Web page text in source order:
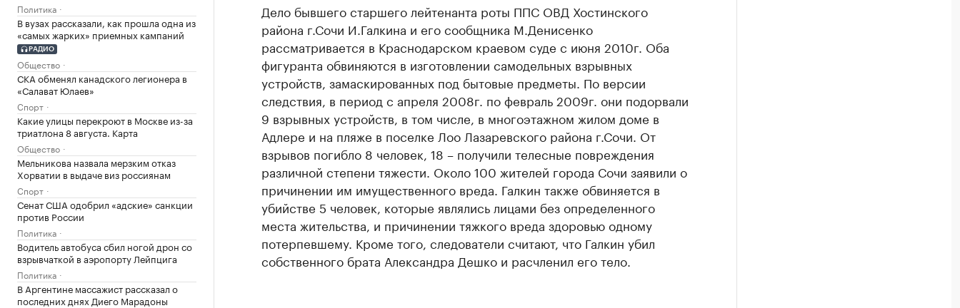
Политика
В вузах рассказали, как прошла одна из
«самых жарких» приемных кампаний
РАДИО
Общество
СКА обменял канадского легионера в
«Салават Юлаев»
Спорт
Какие улицы перекроют в Москве из-за
триатлона 8 августа. Карта
Общество
Мельникова назвала мерзким отказ
Хорватии в выдаче виз россиянам
Спорт
Сенат США одобрил «адские» санкции
против России
Политика
Водитель автобуса сбил ногой дрон со
взрывчаткой в аэропорту Лейпцига
Политика
В Аргентине массажист рассказал о
последних днях Диего Марадоны
Дело бывшего старшего лейтенанта роты ППС ОВД Хостинского
района г.Сочи И.Галкина и его сообщника М.Денисенко
рассматривается в Краснодарском краевом суде с июня 2010г. Оба
фигуранта обвиняются в изготовлении самодельных взрывных
устройств, замаскированных под бытовые предметы. По версии
следствия, в период с апреля 2008г. по февраль 2009г. они подорвали
9 взрывных устройств, в том числе, в многоэтажном жилом доме в
Адлере и на пляже в поселке Лоо Лазаревского района г.Сочи. От
взрывов погибло 8 человек, 18 – получили телесные повреждения
различной степени тяжести. Около 100 жителей города Сочи заявили о
причинении им имущественного вреда. Галкин также обвиняется в
убийстве 5 человек, которые являлись лицами без определенного
места жительства, и причинении тяжкого вреда здоровью одному
потерпевшему. Кроме того, следователи считают, что Галкин убил
собственного брата Александра Дешко и расчленил его тело.